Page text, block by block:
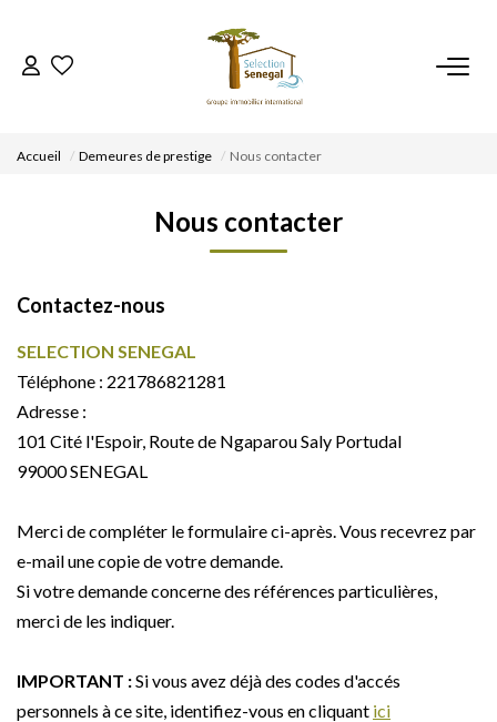
ACCUEIL
VENDRE UN BIEN
DÉPOSEZ VOTRE RECHERCHE
NOUS REJOINDRE
CONTACT
Accueil Demeures de prestige Nous contacter
Nous contacter
Contactez-nous
SELECTION SENEGAL
Téléphone : 221786821281
Adresse :
101 Cité l'Espoir, Route de Ngaparou Saly Portudal
99000SENEGAL
Merci de compléter le formulaire ci-après. Vous recevrez par
e-mail une copie de votre demande.
Si votre demande concerne des références particulières,
merci de les indiquer.
IMPORTANT :Si vous avez déjà des codes d'accés
personnels à ce site, identifiez-vous en cliquant ici